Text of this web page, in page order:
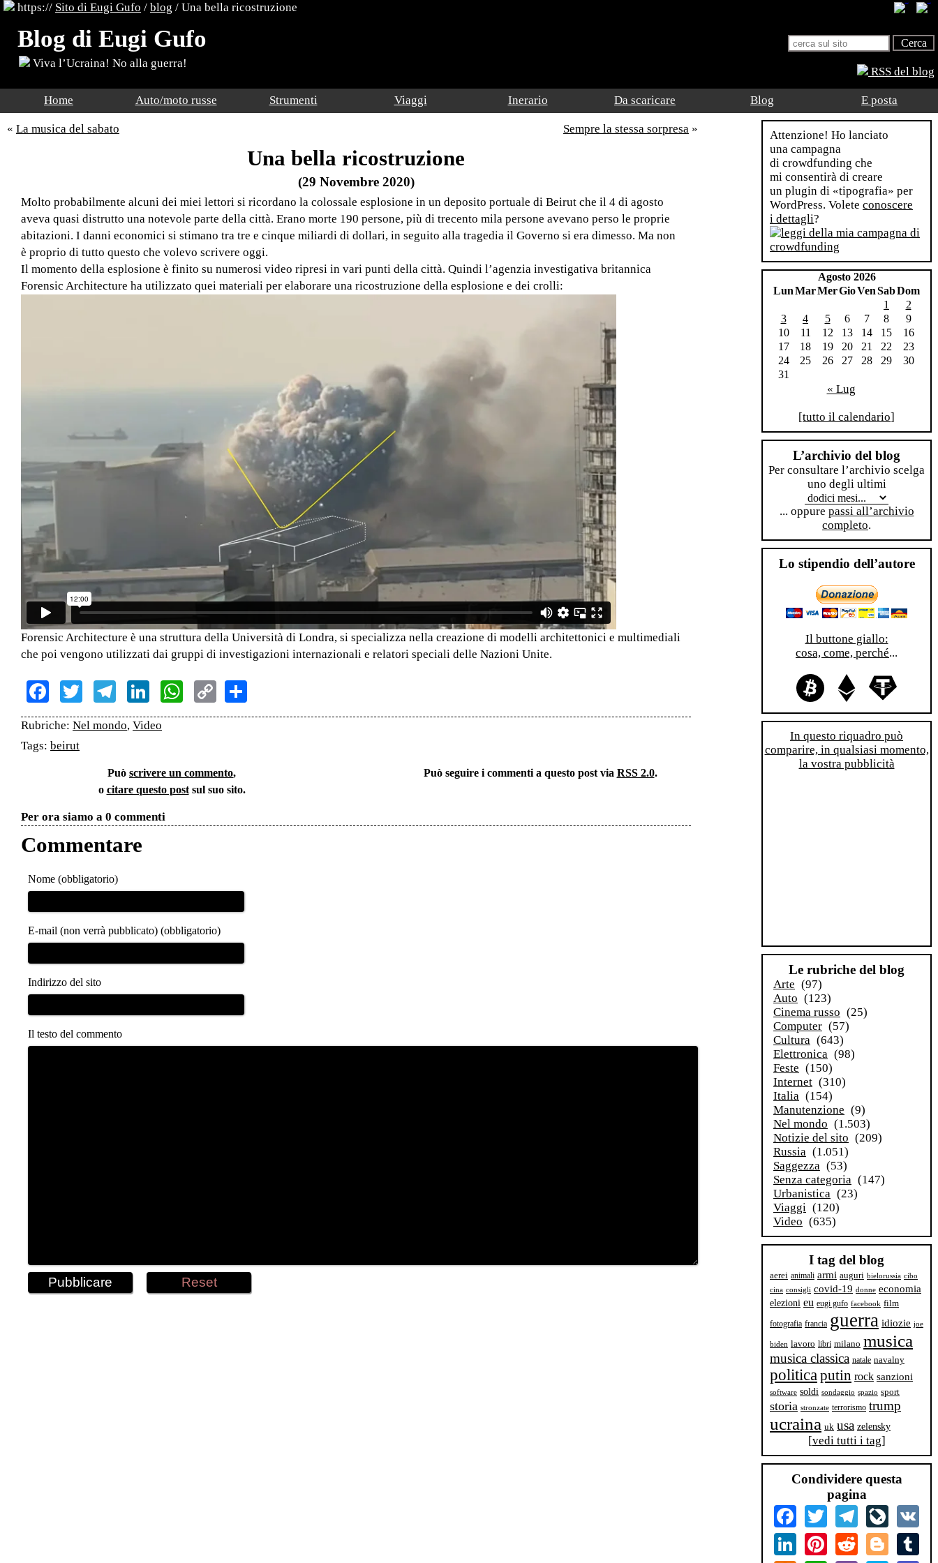
https:// Sito di Eugi Gufo / blog / Una bella ricostruzione
Blog di Eugi Gufo
Viva l’Ucraina! No alla guerra!
RSS del blog
Home Auto/moto russe Strumenti Viaggi Inerario Da scaricare Blog E posta
« La musica del sabato Sempre la stessa sorpresa »
Una bella ricostruzione
(29 Novembre 2020)
Molto probabilmente alcuni dei miei lettori si ricordano la colossale esplosione in un deposito portuale di Beirut che il 4 di agosto
aveva quasi distrutto una notevole parte della città. Erano morte 190 persone, più di trecento mila persone avevano perso le proprie
abitazioni. I danni economici si stimano tra tre e cinque miliardi di dollari, in seguito alla tragedia il Governo si era dimesso. Ma non
è proprio di tutto questo che volevo scrivere oggi.
Il momento della esplosione è finito su numerosi video ripresi in vari punti della città. Quindi l’agenzia investigativa britannica
Forensic Architecture ha utilizzato quei materiali per elaborare una ricostruzione della esplosione e dei crolli:
Forensic Architecture è una struttura della Università di Londra, si specializza nella creazione di modelli architettonici e multimediali
che poi vengono utilizzati dai gruppi di investigazioni internazionali e relatori speciali delle Nazioni Unite.
Facebook
TwitterTelegram
LinkedInWhatsApp
Copy
Link
Rubriche: Nel mondo, Video
Tags: beirut
Può scrivere un commento,
o citare questo postsul suo sito.
Può seguire i commenti a questo post via RSS 2.0.
Per ora siamo a 0 commenti
Commentare
Nome (obbligatorio)
E-mail (non verrà pubblicato) (obbligatorio)
Indirizzo del sito
Il testo del commento
Attenzione! Ho lanciato
una campagna
di crowdfunding che
mi consentirà di creare
un plugin di «tipografia» per
WordPress. Volete conoscere
i dettagli?
Agosto 2026
LunMarMerGioVenSabDom
1
2
3
4 5 6 7 8
9
10
11 12 13 14 15
16
17
18 19 20 21 22
23
24
25 26 27 28 29
30
31
« Lug
[tutto il calendario]
L’archivio del blog
Per consultare l’archivio scelga
uno degli ultimi
... oppure passi all’archivio
completo.
Lo stipendio dell’autore
Il buttone giallo:
cosa, come, perché...
In questo riquadro può
comparire, in qualsiasi momento,
la vostra pubblicità
Le rubriche del blog
Arte (97)
Auto (123)
Cinema russo (25)
Computer (57)
Cultura (643)
Elettronica (98)
Feste (150)
Internet (310)
Italia (154)
Manutenzione (9)
Nel mondo (1.503)
Notizie del sito (209)
Russia (1.051)
Saggezza (53)
Senza categoria (147)
Urbanistica (23)
Viaggi (120)
Video (635)
I tag del blog
aerei animali armi auguri bielorussia cibo
cina consigli covid-19 donne economia
elezioni eu eugi gufo facebook film
fotografia francia guerra idiozie joe
biden lavoro libri milano musica
musica classica natale navalny
politicaputin rock sanzioni
software soldi sondaggio spazio sport
storia stronzate terrorismo trump
ucraina uk usa zelensky
[vedi tutti i tag]
Condividere questa
pagina
FacebookTwitter Telegram
LinkedInPinterestReddit Blogger